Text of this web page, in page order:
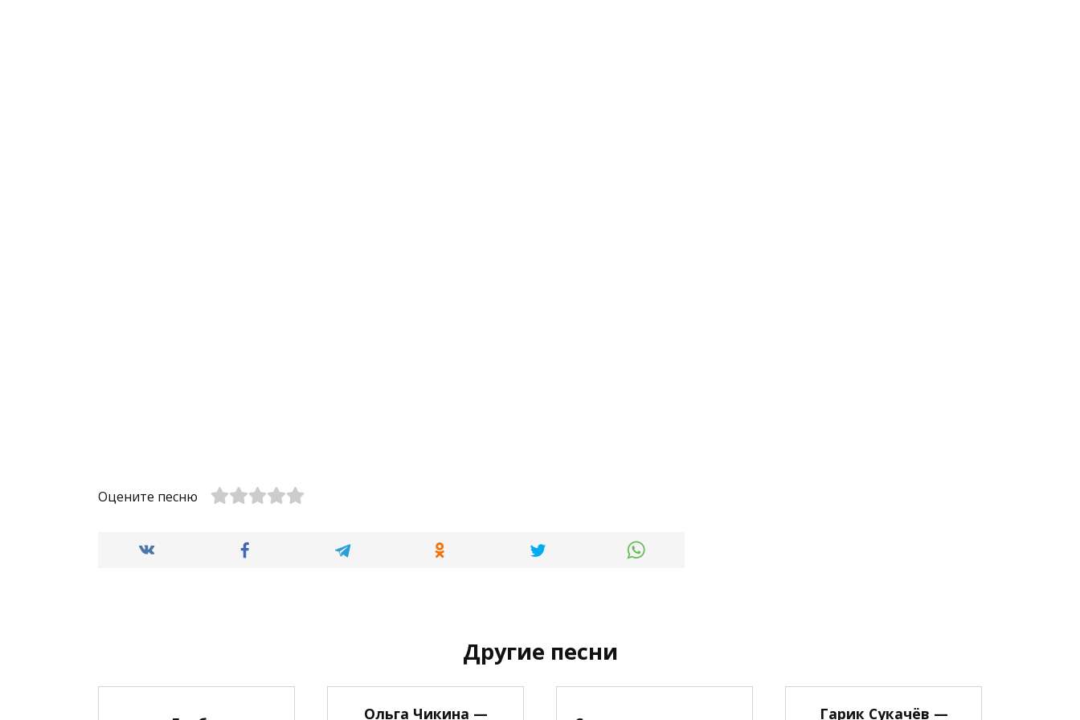
Оцените песню
Другие песни
Ольга Чикина — Гарик Сукачёв —